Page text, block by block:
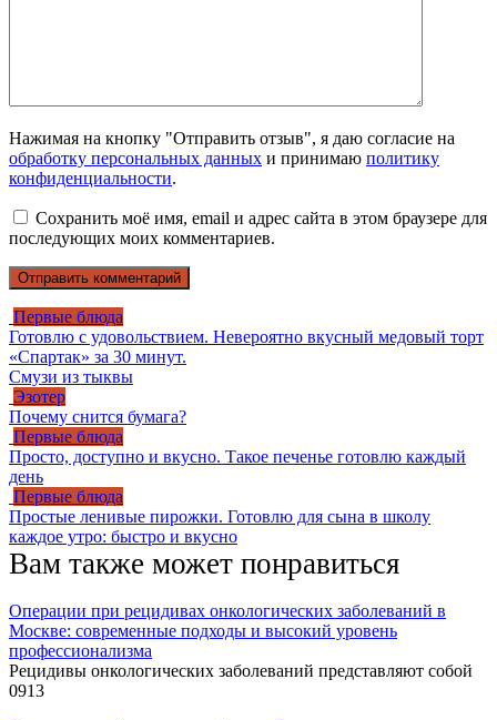
Нажимая на кнопку "Отправить отзыв", я даю согласие на
обработку персональных данных и принимаю политику
конфиденциальности.
Сохранить моё имя, email и адрес сайта в этом браузере для
последующих моих комментариев.
Первые блюда
Готовлю с удовольствием. Невероятно вкусный медовый торт
«Спартак» за 30 минут.
Смузи из тыквы
Эзотер
Почему снится бумага?
Первые блюда
Просто, доступно и вкусно. Такое печенье готовлю каждый
день
Первые блюда
Простые ленивые пирожки. Готовлю для сына в школу
каждое утро: быстро и вкусно
Вам также может понравиться
Операции при рецидивах онкологических заболеваний в
Москве: современные подходы и высокий уровень
профессионализма
Рецидивы онкологических заболеваний представляют собой
0913